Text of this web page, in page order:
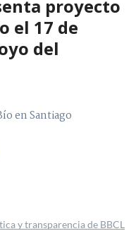
proyecto
el 17 de
del
en Santiago
y transparencia de BBCL